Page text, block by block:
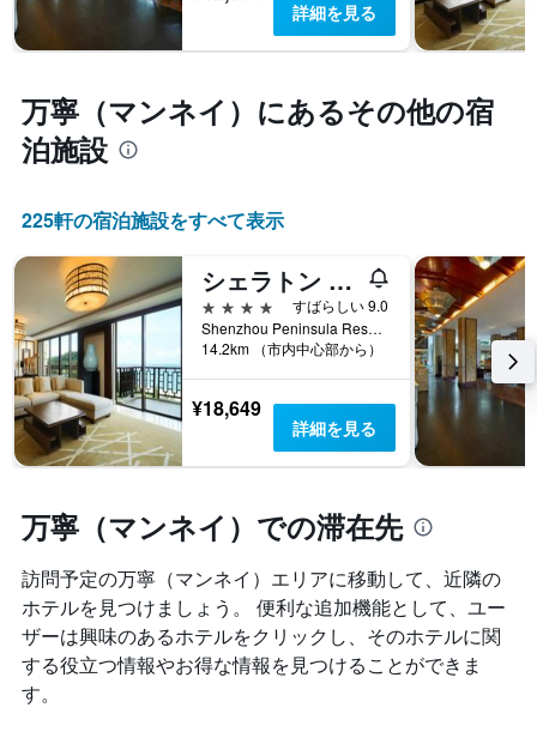
均
金
表
し
て
す
に
計
て
表
示
し
も
の
で
す
の
X
軸
1
本
は、
ホ
ラ
ク
ご
と
の
カ
詳細を見る
万寧（マンネイ）​にあるその他の宿
泊施設
225​軒の宿泊施設をすべて表示
シェラトン 神州 ペニンシュラ リゾート (神州半岛喜来登度假酒店)
4つ星
すばらしい 9.0
Shenzhou Peninsula Resort District, 万寧（マンネイ）, 中国
14.2km （市内中心部から）
¥18,649
詳細を見る
万寧（マンネイ）での滞在先
訪問予定の万寧（マンネイ）エリアに移動して、近隣の
ホテルを見つけましょう。 便利な追加機能として、ユー
ザーは興味のあるホテルをクリックし、そのホテルに関
する役立つ情報やお得な情報を見つけることができま
す。